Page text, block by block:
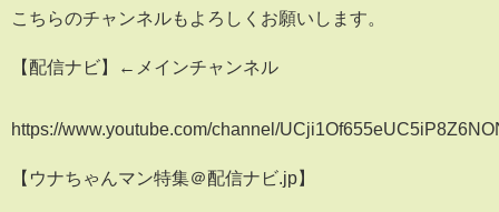
こちらのチャンネルもよろしくお願いします。
【配信ナビ】←メインチャンネル
https://www.youtube.com/channel/
【ウナちゃんマン特集＠配信ナビ.jp】